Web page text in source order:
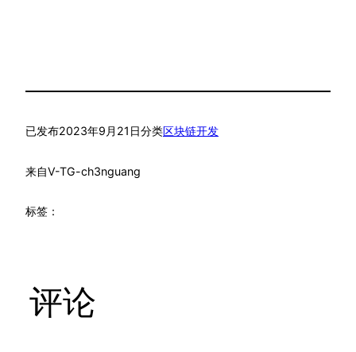
已发布2023年9月21日分类区块链开发
来自V-TG-ch3nguang
标签：
评论